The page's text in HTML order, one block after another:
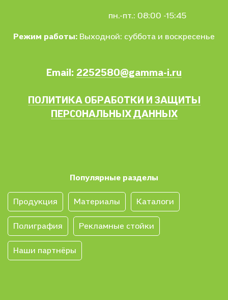
Режим работы:
пн.-пт.: 08:00 -15:45
Выходной: суббота и воскресенье
Email: 2252580@gamma-i.ru
ПОЛИТИКА ОБРАБОТКИ И ЗАЩИТЫ
ПЕРСОНАЛЬНЫХ ДАННЫХ
Популярные разделы
Продукция Материалы Каталоги
Полиграфия Рекламные стойки
Наши партнёры